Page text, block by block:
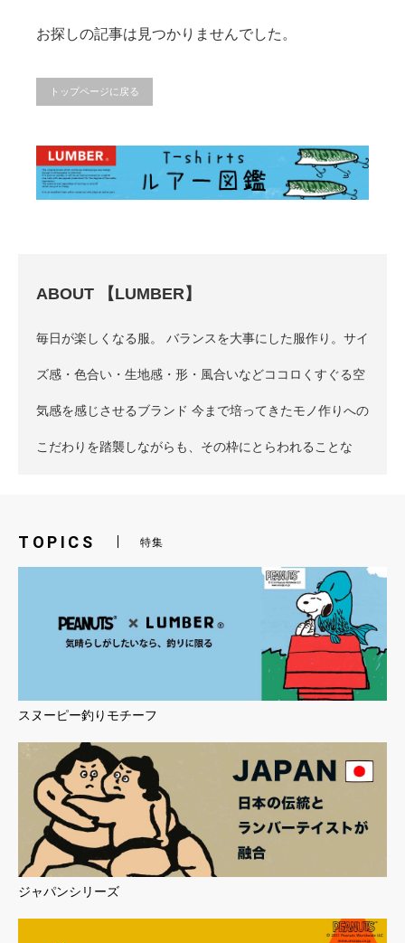
お買い物を続ける カートへ進む
TOPICS 特集
スヌーピー釣りモチーフ
ジャパンシリーズ